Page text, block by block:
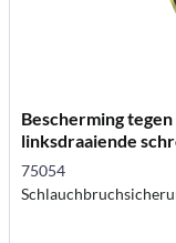
Bescherming
linksdraaiende
75054